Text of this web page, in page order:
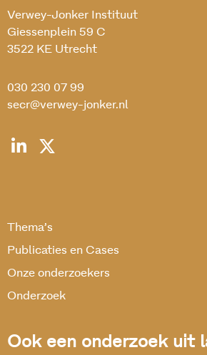
Verwey-Jonker Instituut
Giessenplein 59 C
3522 KE Utrecht
030 230 07 99
secr@verwey-jonker.nl
Thema’s
Publicaties en Cases
Onze onderzoekers
Onderzoek
Ook een onderzoek uit